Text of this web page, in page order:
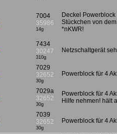
7004
35986
14g
Deckel
Stückchen von
*nKWR!
7434
30247
310g
Netzschaltgerät
7029
32652
30g
Powerblock für 4
7029a
32652
30g
Powerblock für 4
Hilfe nehmen! hält
7039
32652
30g
Powerblock für 4